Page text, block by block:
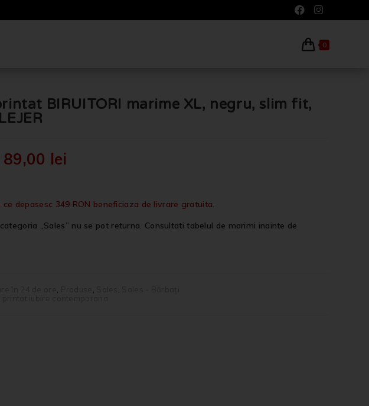
0
BIRUITORI marime XL, negru, slim fit,
89,00 lei
ce depasesc 349 RON beneficiaza de livrare gratuita.
„Sales” nu se pot returna. Consultati tabelul de marimi inainte de
, , ,